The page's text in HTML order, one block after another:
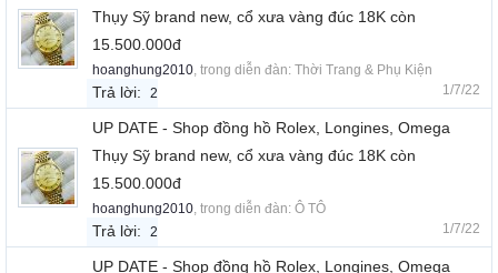
Thụy Sỹ brand new, cổ xưa vàng đúc 18K còn
15.500.000đ
hoanghung2010, trong diễn đàn: Thời Trang & Phụ Kiện
Trả lời: 2 1/7/22
UP DATE - Shop đồng hồ Rolex, Longines, Omega
Thụy Sỹ brand new, cổ xưa vàng đúc 18K còn
15.500.000đ
hoanghung2010, trong diễn đàn: Ô TÔ
Trả lời: 2 1/7/22
UP DATE - Shop đồng hồ Rolex, Longines, Omega